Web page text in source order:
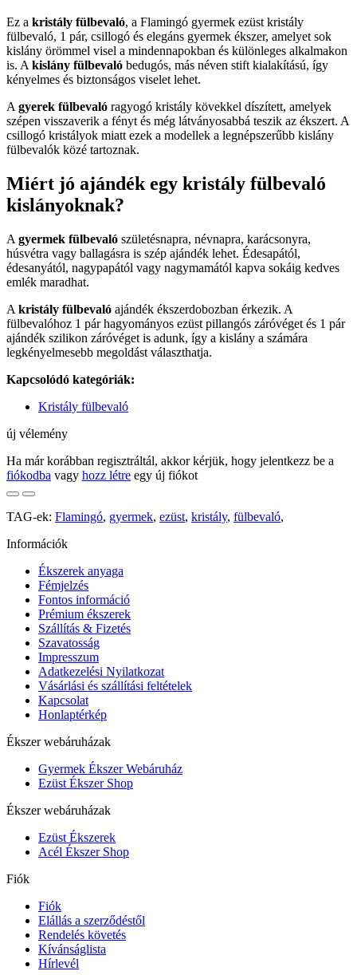
Ez a kristály fülbevaló, a Flamingó gyermek ezüst kristály
fülbevaló, 1 pár, csillogó és elegáns gyermek ékszer, amelyet sok
kislány örömmel visel a mindennapokban és különleges alkalmakon
is. A kislány fülbevaló bedugós, más néven stift kialakítású, így
kényelmes és biztonságos viselet lehet.
A gyerek fülbevaló ragyogó kristály kövekkel díszített, amelyek
szépen visszaverik a fényt és még látványosabbá teszik az ékszert. A
csillogó kristályok miatt ezek a modellek a legnépszerűbb kislány
fülbevalók közé tartoznak.
Miért jó ajándék egy kristály fülbevaló
kislányoknak?
A gyermek fülbevaló születésnapra, névnapra, karácsonyra,
húsvétra vagy ballagásra is szép ajándék lehet. Édesapától,
édesanyától, nagypapától vagy nagymamától kapva sokáig kedves
emlék maradhat.
A kristály fülbevaló ajándék ékszerdobozban érkezik. A
fülbevalóhoz 1 pár hagyományos ezüst pillangós záróvéget és 1 pár
ajándék szilikon záróvéget is adunk, így a kislány a számára
legkényelmesebb megoldást választhatja.
Kapcsolódó kategóriák:
Kristály fülbevaló
új vélemény
Ha már korábban regisztráltál, akkor kérjük, hogy jelentkezz be a
fiókodba vagy hozz létre egy új fiókot
TAG-ek: Flamingó, gyermek, ezüst, kristály, fülbevaló,
Információk
Ékszerek anyaga
Fémjelzés
Fontos információ
Prémium ékszerek
Szállítás & Fizetés
Szavatosság
Impresszum
Adatkezelési Nyilatkozat
Vásárlási és szállítási feltételek
Kapcsolat
Honlaptérkép
Ékszer webáruházak
Gyermek Ékszer Webáruház
Ezüst Ékszer Shop
Ékszer webáruházak
Ezüst Ékszerek
Acél Ékszer Shop
Fiók
Fiók
Elállás a szerződéstől
Rendelés követés
Kívánságlista
Hírlevél